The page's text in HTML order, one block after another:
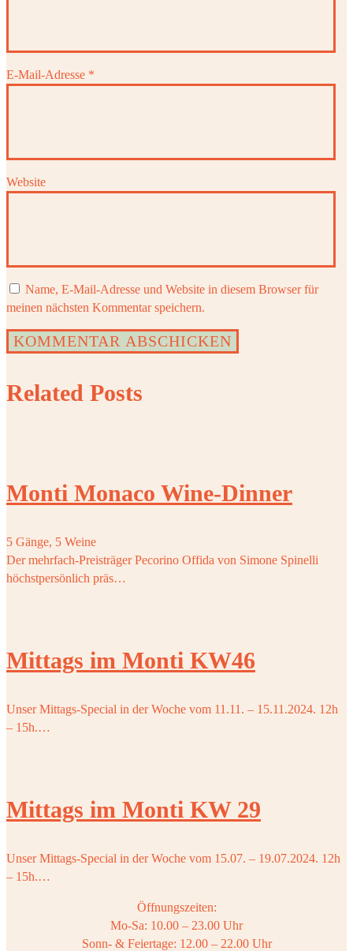
E-Mail-Adresse *
Website
Name, E-Mail-Adresse und Website in diesem Browser für
meinen nächsten Kommentar speichern.
Related Posts
Monti Monaco Wine-Dinner
5 Gänge, 5 Weine
Der mehrfach-Preisträger Pecorino Offida von Simone Spinelli
höchstpersönlich präs…
Mittags im Monti KW46
Unser Mittags-Special in der Woche vom 11.11. – 15.11.2024. 12h
– 15h.…
Mittags im Monti KW 29
Unser Mittags-Special in der Woche vom 15.07. – 19.07.2024. 12h
– 15h.…
Öffnungszeiten:
Mo-Sa: 10.00 – 23.00 Uhr
Sonn- & Feiertage: 12.00 – 22.00 Uhr